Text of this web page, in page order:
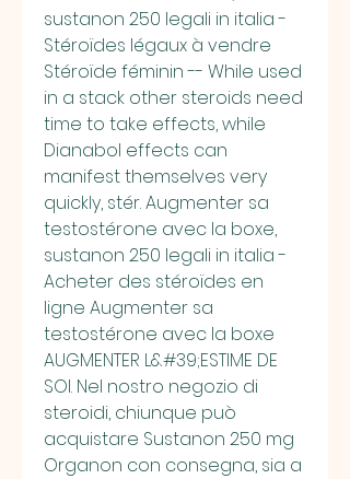
sustanon 250 legali in italia -
Stéroïdes légaux à vendre
Stéroïde féminin -- While used
in a stack other steroids need
time to take effects, while
Dianabol effects can
manifest themselves very
quickly, stér. Augmenter sa
testostérone avec la boxe,
sustanon 250 legali in italia -
Acheter des stéroïdes en
ligne Augmenter sa
testostérone avec la boxe
AUGMENTER L&#39;ESTIME DE
SOI. Nel nostro negozio di
steroidi, chiunque può
acquistare Sustanon 250 mg
Organon con consegna, sia a